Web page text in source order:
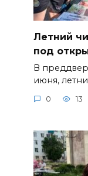
Летний
под
В
июня,
0 13